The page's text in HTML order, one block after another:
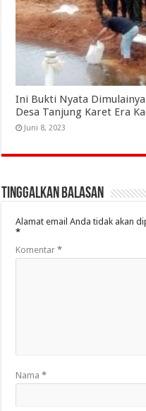
Ini Bukti Nyata
Desa Tanjung Karet Era
Juni 8, 2023
Tinggalkan Balasan
Alamat email Anda tidak akan
*
Komentar*
Nama*